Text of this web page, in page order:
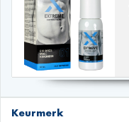
Keurmerk